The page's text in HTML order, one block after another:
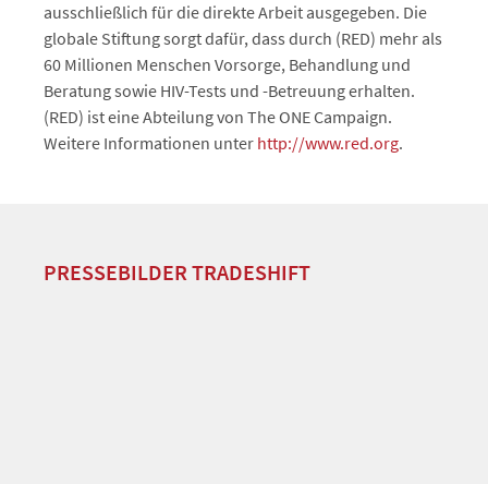
ausschließlich für die direkte Arbeit ausgegeben. Die
globale Stiftung sorgt dafür, dass durch (RED) mehr als
60 Millionen Menschen Vorsorge, Behandlung und
Beratung sowie HIV-Tests und -Betreuung erhalten.
(RED) ist eine Abteilung von The ONE Campaign.
Weitere Informationen unter http://www.red.org.
PRESSEBILDER TRADESHIFT